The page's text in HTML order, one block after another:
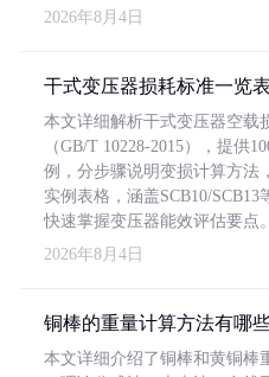
2026年8月4日
干式变压器损耗标准一览
本文详细解析干式变压器空载
（GB/T 10228-2015），提供
例，分步骤说明变损计算方法
实例表格，涵盖SCB10/
快速掌握变压器能效评估要点。
2026年8月4日
铜棒的重量计算方法有哪
本文详细介绍了铜棒和黄铜棒